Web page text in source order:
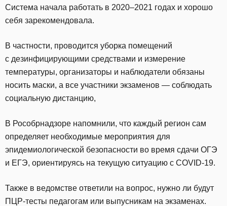
Система начала работать в 2020–2021 годах и хорошо
себя зарекомендовала.
В частности, проводится уборка помещений
с дезинфицирующими средствами и измерение
температуры, организаторы и наблюдатели обязаны
носить маски, а все участники экзаменов — соблюдать
социальную дистанцию,
В Рособрнадзоре напомнили, что каждый регион сам
определяет необходимые мероприятия для
эпидемиологической безопасности во время сдачи ОГЭ
и ЕГЭ, ориентируясь на текущую ситуацию с COVID-19.
Также в ведомстве ответили на вопрос, нужно ли будут
ПЦР-тесты педагогам или выпусникам на экзаменах.